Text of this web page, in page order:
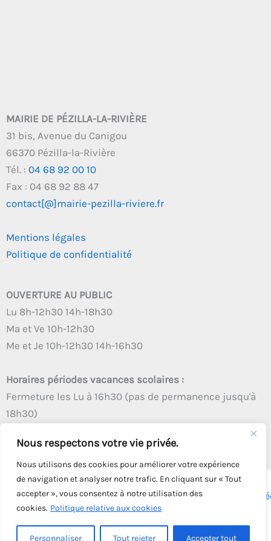
Nous respectons votre vie privée.
Nous utilisons des cookies pour améliorer votre expérience
de navigation et analyser notre trafic. En cliquant sur « Tout
accepter », vous consentez à notre utilisation des
cookies. Politique relative aux cookies
Personnaliser Tout rejeter Accepter tout
MAIRIE DE PÉZILLA-LA-RIVIÈRE
31 bis, Avenue du Canigou
66370 Pézilla-la-Rivière
Tél. : 04 68 92 00 10
Fax : 04 68 92 88 47
contact[@]mairie-pezilla-riviere.fr
Mentions légales
Politique de confidentialité
OUVERTURE AU PUBLIC
Lu 8h-12h30 14h-18h30
Ma et Ve 10h-12h30
Me et Je 10h-12h30 14h-16h30
Horaires périodes vacances scolaires :
Fermeture les Lu à 16h30 (pas de permanence jusqu'à
18h30)
Copyright © 2026 - Tous droits réservés - | Webmaster
Solution